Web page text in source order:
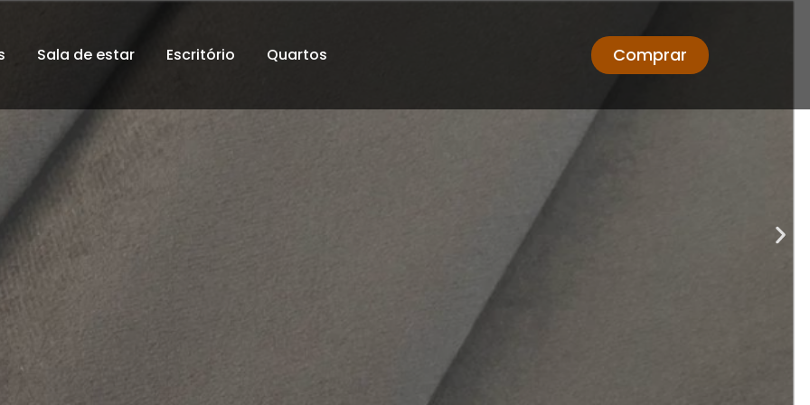
Comprar
Sala de estar Escritório Quartos